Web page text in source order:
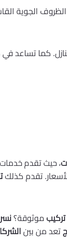
الجوية
كما تساعد
، حيث تقدم
تقدم كذلك
موثوقة؟
تعد من بين